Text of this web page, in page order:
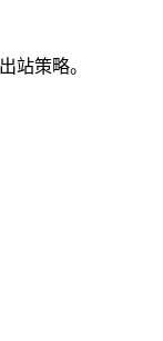
站策略。